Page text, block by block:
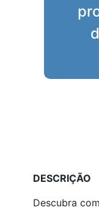
DESCRIÇÃO
Descubra